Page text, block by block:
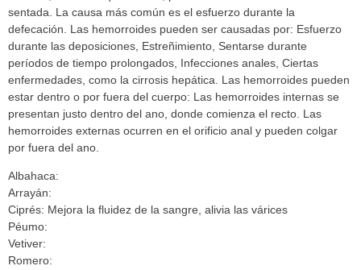
sentada. La causa más común es el esfuerzo durante la
defecación. Las hemorroides pueden ser causadas por: Esfuerzo
durante las deposiciones, Estreñimiento, Sentarse durante
períodos de tiempo prolongados, Infecciones anales, Ciertas
enfermedades, como la cirrosis hepática. Las hemorroides pueden
estar dentro o por fuera del cuerpo: Las hemorroides internas se
presentan justo dentro del ano, donde comienza el recto. Las
hemorroides externas ocurren en el orificio anal y pueden colgar
por fuera del ano.
Albahaca:
Arrayán:
Ciprés: Mejora la fluidez de la sangre, alivia las várices
Péumo:
Vetiver:
Romero: